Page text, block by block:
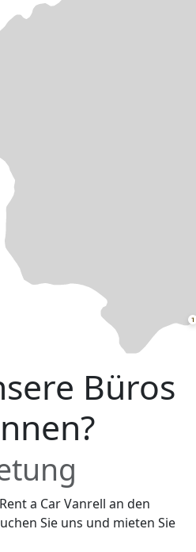
Büros
a Car Vanrell an den
Sie uns und mieten Sie